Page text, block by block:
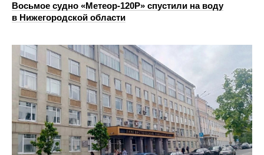
Восьмое судно «Метеор-120Р» спустили на воду
в Нижегородской области